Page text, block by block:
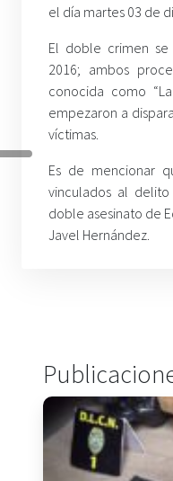
el día martes 03 de
El doble crimen
2016; ambos
conocida como
empezaron a
víctimas.
Es de mencionar
vinculados al
doble asesinato de
Javel Hernández.